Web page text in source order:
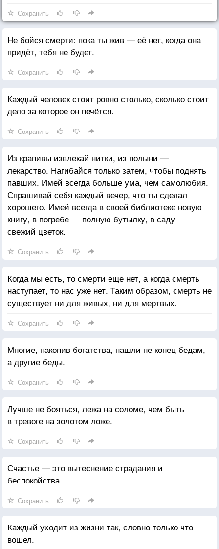
Сохранить
Не бойся смерти: пока ты жив — её нет, когда она
придёт, тебя не будет.
Сохранить
Каждый человек стоит ровно столько, сколько стоит
дело за которое он печётся.
Сохранить
Из крапивы извлекай нитки, из полыни —
лекарство. Нагибайся только затем, чтобы поднять
павших. Имей всегда больше ума, чем самолюбия.
Спрашивай себя каждый вечер, что ты сделал
хорошего. Имей всегда в своей библиотеке новую
книгу, в погребе — полную бутылку, в саду —
свежий цветок.
Сохранить
Когда мы есть, то смерти еще нет, а когда смерть
наступает, то нас уже нет. Таким образом, смерть не
существует ни для живых, ни для мертвых.
Сохранить
Многие, накопив богатства, нашли не конец бедам,
а другие беды.
Сохранить
Лучше не бояться, лежа на соломе, чем быть
в тревоге на золотом ложе.
Сохранить
Счастье — это вытеснение страдания и
беспокойства.
Сохранить
Каждый уходит из жизни так, словно только что
вошел.